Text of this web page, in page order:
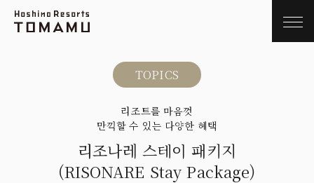
TOPICS
리조트를 마음껏
만끽할 수 있는 다양한 혜택
리조나레 스테이 패키지
(RISONARE Stay Package)